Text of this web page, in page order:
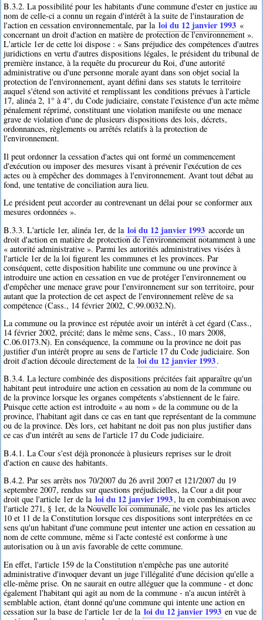
B.3.2. La possibilité pour les habitants d'une commune d'ester en justice au
nom de celle-ci a connu un regain d'intérêt à la suite de l'instauration de
l'action en cessation environnementale, par la loi du 12 janvier 1993 «
concernant un droit d'action en matière de protection de l'environnement ».
L'article 1er de cette loi dispose : « Sans préjudice des compétences d'autres
juridictions en vertu d'autres dispositions légales, le président du tribunal de
première instance, à la requête du procureur du Roi, d'une autorité
administrative ou d'une personne morale ayant dans son objet social la
protection de l'environnement, ayant défini dans ses statuts le territoire
auquel s'étend son activité et remplissant les conditions prévues à l'article
17, alinéa 2, 1° à 4°, du Code judiciaire, constate l'existence d'un acte même
pénalement réprimé, constituant une violation manifeste ou une menace
grave de violation d'une de plusieurs dispositions des lois, décrets,
ordonnances, règlements ou arrêtés relatifs à la protection de
l'environnement.
Il peut ordonner la cessation d'actes qui ont formé un commencement
d'exécution ou imposer des mesures visant à prévenir l'exécution de ces
actes ou à empêcher des dommages à l'environnement. Avant tout débat au
fond, une tentative de conciliation aura lieu.
Le président peut accorder au contrevenant un délai pour se conformer aux
mesures ordonnées ».
B.3.3. L'article 1er, alinéa 1er, de la loi du 12 janvier 1993 accorde un
droit d'action en matière de protection de l'environnement notamment à une
« autorité administrative ». Parmi les autorités administratives visées à
l'article 1er de la loi figurent les communes et les provinces. Par
conséquent, cette disposition habilite une commune ou une province à
introduire une action en cessation en vue de protéger l'environnement ou
d'empêcher une menace grave pour l'environnement sur son territoire, pour
autant que la protection de cet aspect de l'environnement relève de sa
compétence (Cass., 14 février 2002, C.99.0032.N).
La commune ou la province est réputée avoir un intérêt à cet égard (Cass.,
14 février 2002, précité; dans le même sens, Cass., 10 mars 2008,
C.06.0173.N). En conséquence, la commune ou la province ne doit pas
justifier d'un intérêt propre au sens de l'article 17 du Code judiciaire. Son
droit d'action découle directement de la loi du 12 janvier 1993.
B.3.4. La lecture combinée des dispositions précitées fait apparaître qu'un
habitant peut introduire une action en cessation au nom de la commune ou
de la province lorsque les organes compétents s'abstiennent de le faire.
Puisque cette action est introduite « au nom » de la commune ou de la
province, l'habitant agit dans ce cas en tant que représentant de la commune
ou de la province. Dès lors, cet habitant ne doit pas non plus justifier dans
ce cas d'un intérêt au sens de l'article 17 du Code judiciaire.
B.4.1. La Cour s'est déjà prononcée à plusieurs reprises sur le droit
d'action en cause des habitants.
B.4.2. Par ses arrêts nos 70/2007 du 26 avril 2007 et 121/2007 du 19
septembre 2007, rendus sur questions préjudicielles, la Cour a dit pour
droit que l'article 1er de la loi du 12 janvier 1993, lu en combinaison avec
l'article 271, § 1er, de la Nouvelle loi communale, ne viole pas les articles
10 et 11 de la Constitution lorsque ces dispositions sont interprétées en ce
sens qu'un habitant d'une commune peut intenter une action en cessation au
nom de cette commune, même si l'acte contesté est conforme à une
autorisation ou à un avis favorable de cette commune.
En effet, l'article 159 de la Constitution n'empêche pas une autorité
administrative d'invoquer devant un juge l'illégalité d'une décision qu'elle a
elle-même prise. On ne saurait en outre alléguer que la commune - et donc
également l'habitant qui agit au nom de la commune - n'a aucun intérêt à
semblable action, étant donné qu'une commune qui intente une action en
cessation sur la base de l'article 1er de la loi du 12 janvier 1993 en vue de